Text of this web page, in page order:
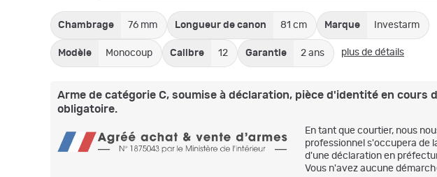
Chambrage 76 mm Longueur de canon 81 cm Marque Investarm
Modèle Monocoup Calibre 12 Garantie 2 ans plus de détails
Arme de catégorie C, soumise à déclaration, pièce d'identité en
obligatoire.
En tant que courtier, nous
professionnel s'occupera de
d'une déclaration en
Vous n'avez aucune